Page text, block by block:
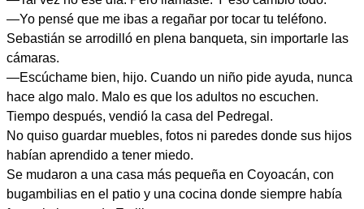
—Yo pensé que me ibas a regañar por tocar tu teléfono.
Sebastián se arrodilló en plena banqueta, sin importarle las
cámaras.
—Escúchame bien, hijo. Cuando un niño pide ayuda, nunca
hace algo malo. Malo es que los adultos no escuchen.
Tiempo después, vendió la casa del Pedregal.
No quiso guardar muebles, fotos ni paredes donde sus hijos
habían aprendido a tener miedo.
Se mudaron a una casa más pequeña en Coyoacán, con
bugambilias en el patio y una cocina donde siempre había